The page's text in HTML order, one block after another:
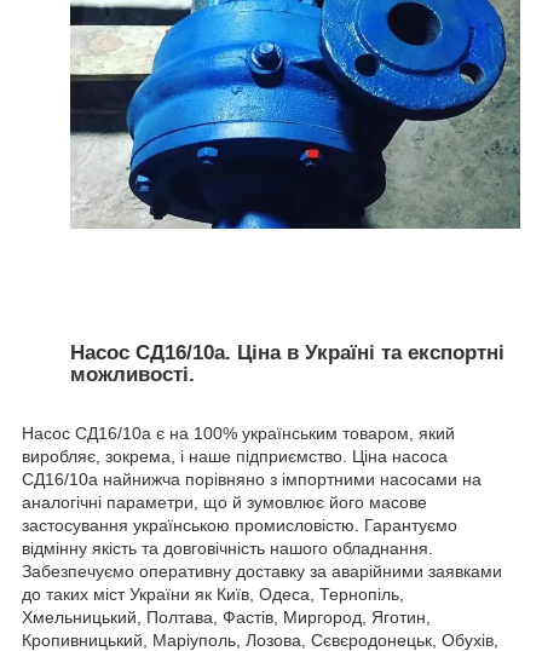
Насос СД16/10а. Ціна в Україні та експортні
можливості.
Насос СД16/10а є на 100% українським товаром, який
виробляє, зокрема, і наше підприємство. Ціна насоса
СД16/10а найнижча порівняно з імпортними насосами на
аналогічні параметри, що й зумовлює його масове
застосування українською промисловістю. Гарантуємо
відмінну якість та довговічність нашого обладнання.
Забезпечуємо оперативну доставку за аварійними заявками
до таких міст України як Київ, Одеса, Тернопіль,
Хмельницький, Полтава, Фастів, Миргород, Яготин,
Кропивницький, Маріуполь, Лозова, Сєвєродонецьк, Обухів,